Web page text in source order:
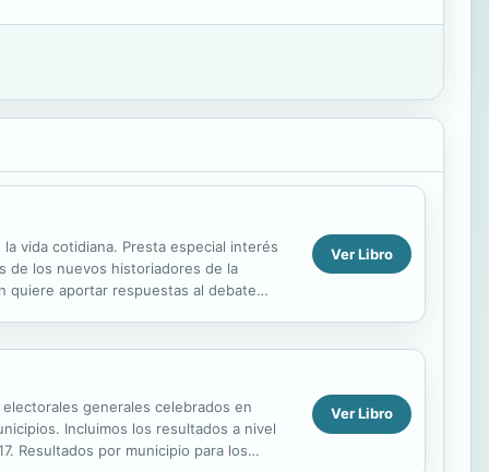
vida cotidiana. Presta especial interés
de los nuevos historiadores de la
quiere aportar respuestas al debate
Ver Libro
generales celebrados en
Incluimos los resultados a nivel
Resultados por municipio para los
Ver Libro